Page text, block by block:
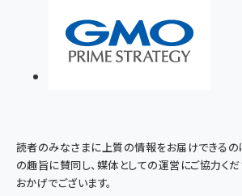
読者のみなさまに上質の情報をお届けできる
の趣旨に賛同し、媒体としての運営にご協力く
おかげでございます。